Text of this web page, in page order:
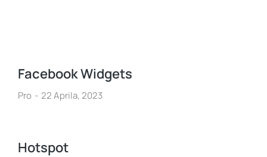
Facebook Widgets
Pro 22 Aprila, 2023
Hotspot